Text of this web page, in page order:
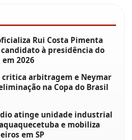
Rui Costa Pimenta
à presidência do
2026
critica arbitragem e Neymar
na Copa do Brasil
atinge unidade industrial
e mobiliza
em SP